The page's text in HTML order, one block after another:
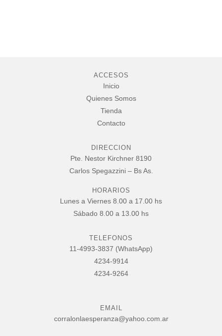
ACCESOS
Inicio
Quienes Somos
Tienda
Contacto
DIRECCION
Pte. Nestor Kirchner 8190
Carlos Spegazzini – Bs As.
HORARIOS
Lunes a Viernes 8.00 a 17.00 hs
Sábado 8.00 a 13.00 hs
TELEFONOS
11-4993-3837 (WhatsApp)
4234-9914
4234-9264
EMAIL
corralonlaesperanza@yahoo.com.ar